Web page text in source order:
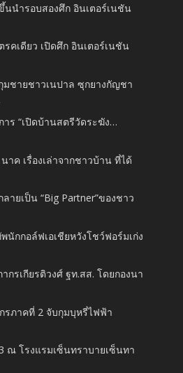
นนำรอบสองศึก อินเตอร์เนชัน
รคเดียว เปิดศึก อินเตอร์เนชัน
มชายชาวเนปาล ซุกยางกัญชา
ร “เปิดบ้านสตรีวัดระฆัง…
าค เรื่องเล่าจากชาวบ้าน ที่ได้
ายเป็น “Big Partner”ของชาว
นักกอล์ฟเอเชียหวังโชว์ฟอร์มเก่ง
กรเกียรติวงศ์ ฐท.สส. โดยกองนา
รภาคที่ 2 จับกุมบุหรี่ไฟฟ้า
ณ โรงแรมเซ็นทราบายเซ็นทา